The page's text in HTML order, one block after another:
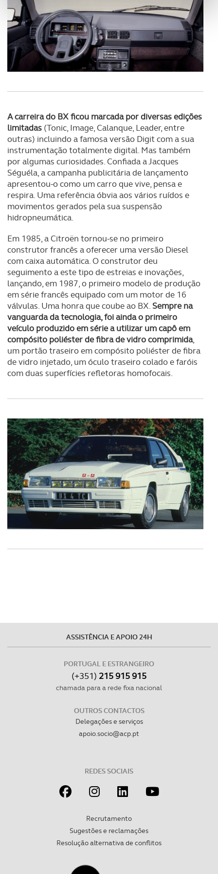
funcionalidades de redes sociais, bem como para
analisar dados de navegação no nosso website.
Adicionalmente partilhamos informação, relativa à sua
utilização do nosso site de publicidade e de análise, com
parceiros e organizações na UE e em países terceiros.
consentimento e quando tal se afigure estritamente
necessário no contexto dos serviços a prestar.
Realçamos que o bloqueio de certo tipo de Cookies e
tecnologias similares pode ter impacto na sua
experiência de navegação no Website e nos serviços
disponibilizados.
Consulte a política de cookies do site.
A carreira do BX ficou marcada por diversas edições
limitadas (Tonic, Image, Calanque, Leader, entre
outras) incluindo a famosa versão Digit com a sua
instrumentação totalmente digital. Mas também
por algumas curiosidades. Confiada a Jacques
Séguéla, a campanha publicitária de lançamento
apresentou-o como um carro que vive, pensa e
respira. Uma referência óbvia aos vários ruídos e
movimentos gerados pela sua suspensão
hidropneumática.
Em 1985, a Citroën tornou-se no primeiro
construtor francês a oferecer uma versão Diesel
com caixa automática. O construtor deu
seguimento a este tipo de estreias e inovações,
lançando, em 1987, o primeiro modelo de produção
em série francês equipado com um motor de 16
válvulas. Uma honra que coube ao BX. Sempre na
vanguarda da tecnologia, foi ainda o primeiro
veículo produzido em série a utilizar um capô em
compósito poliéster de fibra de vidro comprimida,
um portão traseiro em compósito poliéster de fibra
de vidro injetado, um óculo traseiro colado e faróis
com duas superfícies refletoras homofocais.
ASSISTÊNCIA E APOIO 24H
PORTUGAL E ESTRANGEIRO
(+351) 215 915 915
chamada para a rede fixa nacional
OUTROS CONTACTOS
Delegações e serviços
apoio.socio@acp.pt
REDES SOCIAIS
Recrutamento
Sugestões e reclamações
Resolução alternativa de conflitos